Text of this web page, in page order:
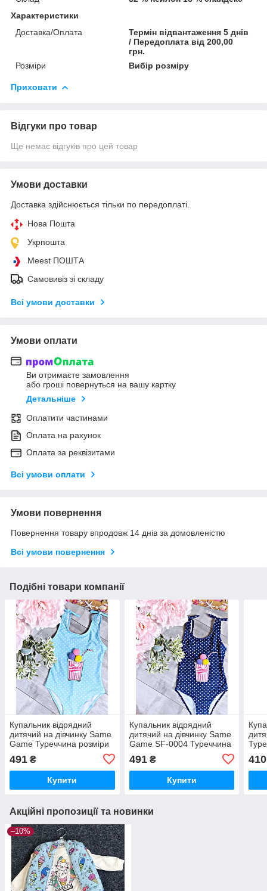
Характеристики
Доставка/Оплата
Термін відвантаження 5 днів
/ Передоплата від 200,00
грн.
Розміри
Вибір розміру
Приховати
Відгуки про товар
Ще немає відгуків про цей товар
Умови доставки
Доставка здійснюється тільки по передоплаті.
Нова Пошта
Укрпошта
Meest ПОШТА
Самовивіз зі складу
Всі умови доставки
Умови оплати
Ви отримаєте замовлення
або гроші повернуться на вашу картку
Детальніше
Оплатити частинами
Оплата на рахунок
Оплата за реквізитами
Всі умови оплати
Умови повернення
Повернення товару впродовж 14 днів за домовленістю
Всі умови повернення
Подібні товари компанії
Купальник відрядний
дитячий на дівчинку Same
Game Туреччина розміри
0005
491 ₴
Купити
Купальник відрядний
дитячий на дівчинку Same
Game SF-0004 Туреччина
розміри 2/4,4/6, 8/10 років
синій
491₴
Купити
410
Акційні пропозиції та новинки
–10%